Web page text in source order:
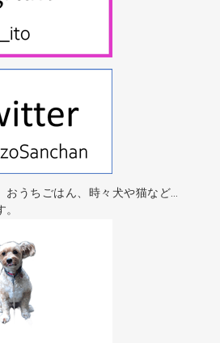
おうちごはん、時々犬や猫など…